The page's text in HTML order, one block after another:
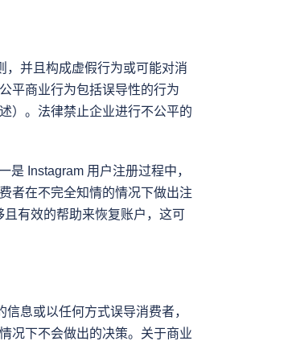
，并且构成虚假行为或可能对消
平商业行为包括误导性的行为
）。法律禁止企业进行不公平的
Instagram 用户注册过程中，
者在不完全知情的情况下做出注
有效的帮助来恢复账户，这可
息或以任何方式误导消费者，
况下不会做出的决策。关于商业